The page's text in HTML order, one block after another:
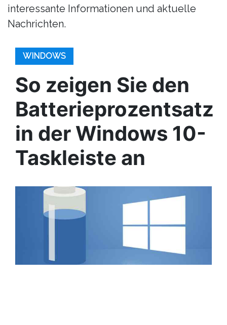
interessante Informationen und aktuelle
Nachrichten.
WINDOWS
So zeigen Sie den
Batterieprozentsatz
in der Windows 10-
Taskleiste an